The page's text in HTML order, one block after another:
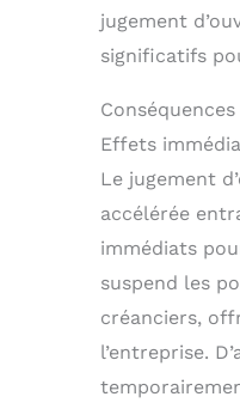
jugement
significatifs
Effets
Le jugement
accélérée
immédiats
suspend les
créanciers,
l’entreprise.